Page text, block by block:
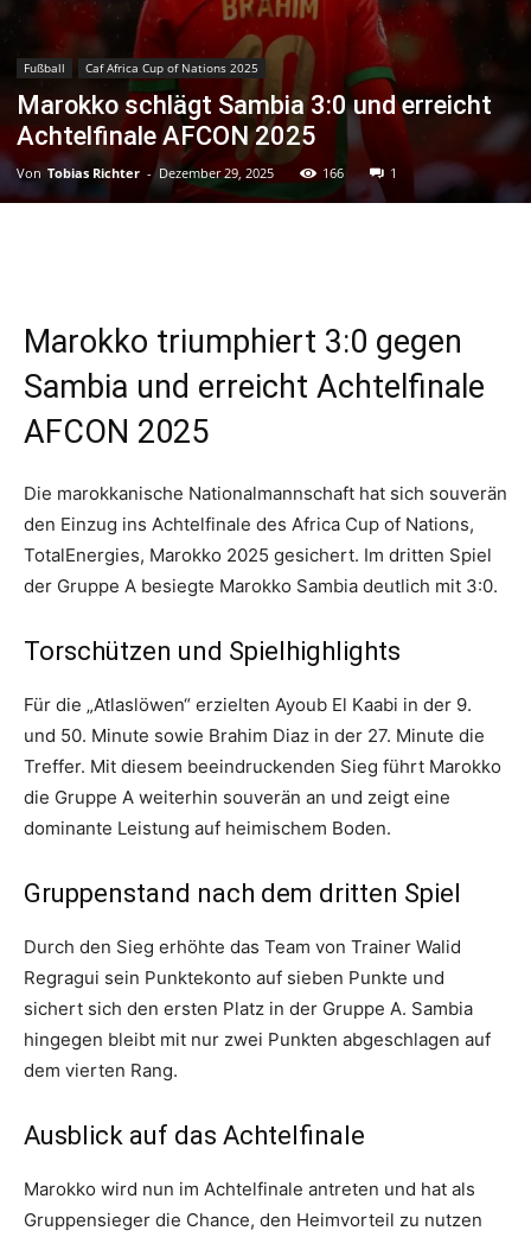
Fußball Caf Africa Cup of Nations 2025
Marokko schlägt Sambia 3:0 und erreicht
Achtelfinale AFCON 2025
Von Tobias Richter - Dezember 29, 2025 166 1
Marokko triumphiert 3:0 gegen
Sambia und erreicht Achtelfinale
AFCON 2025
Die marokkanische Nationalmannschaft hat sich souverän
den Einzug ins Achtelfinale des Africa Cup of Nations,
TotalEnergies, Marokko 2025 gesichert. Im dritten Spiel
der Gruppe A besiegte Marokko Sambia deutlich mit 3:0.
Torschützen und Spielhighlights
Für die „Atlaslöwen“ erzielten Ayoub El Kaabi in der 9.
und 50. Minute sowie Brahim Diaz in der 27. Minute die
Treffer. Mit diesem beeindruckenden Sieg führt Marokko
die Gruppe A weiterhin souverän an und zeigt eine
dominante Leistung auf heimischem Boden.
Gruppenstand nach dem dritten Spiel
Durch den Sieg erhöhte das Team von Trainer Walid
Regragui sein Punktekonto auf sieben Punkte und
sichert sich den ersten Platz in der Gruppe A. Sambia
hingegen bleibt mit nur zwei Punkten abgeschlagen auf
dem vierten Rang.
Ausblick auf das Achtelfinale
Marokko wird nun im Achtelfinale antreten und hat als
Gruppensieger die Chance, den Heimvorteil zu nutzen